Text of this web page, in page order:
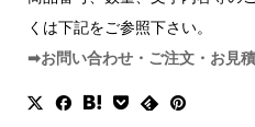
くは下記をご参照下さい。
➡お問い合わせ・ご注文・お見